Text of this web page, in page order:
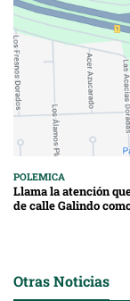
POLEMICA
Llama la atención
de calle Galindo
Otras Noticias